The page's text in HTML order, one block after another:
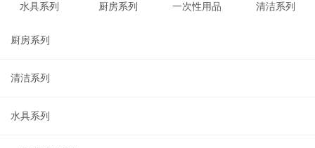
水具系列 厨房系列 一次性用品 清洁系列
厨房系列
清洁系列
水具系列